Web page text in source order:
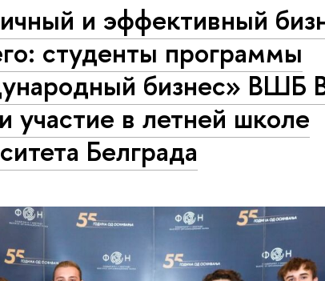
и эффективный
студенты программы
бизнес»
участие в летней школе
Белграда